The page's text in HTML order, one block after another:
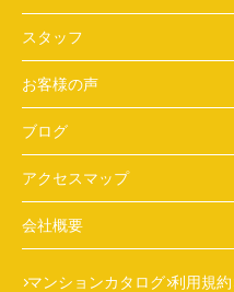
スタッフ
お客様の声
ブログ
アクセスマップ
会社概要
マンションカタログ 利用規約